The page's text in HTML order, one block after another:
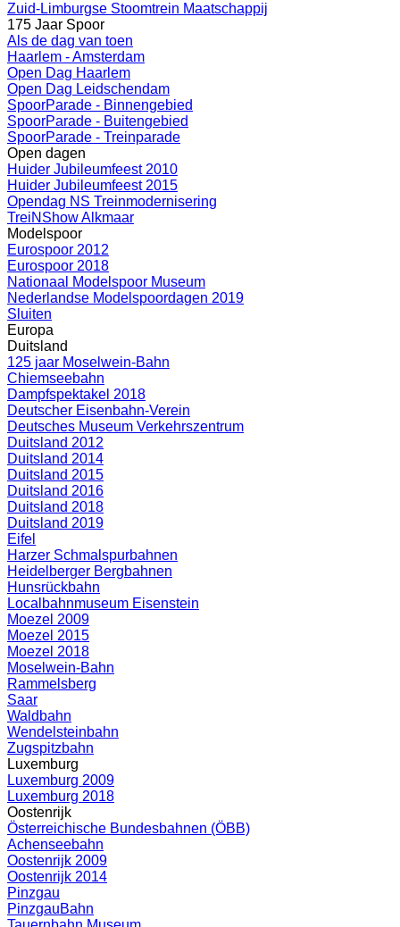
Zuid-Limburgse Stoomtrein Maatschappij
175 Jaar Spoor
Als de dag van toen
Haarlem - Amsterdam
Open Dag Haarlem
Open Dag Leidschendam
SpoorParade - Binnengebied
SpoorParade - Buitengebied
SpoorParade - Treinparade
Open dagen
Huider Jubileumfeest 2010
Huider Jubileumfeest 2015
Opendag NS Treinmodernisering
TreiNShow Alkmaar
Modelspoor
Eurospoor 2012
Eurospoor 2018
Nationaal Modelspoor Museum
Nederlandse Modelspoordagen 2019
Sluiten
Europa
Duitsland
125 jaar Moselwein-Bahn
Chiemseebahn
Dampfspektakel 2018
Deutscher Eisenbahn-Verein
Deutsches Museum Verkehrszentrum
Duitsland 2012
Duitsland 2014
Duitsland 2015
Duitsland 2016
Duitsland 2018
Duitsland 2019
Eifel
Harzer Schmalspurbahnen
Heidelberger Bergbahnen
Hunsrückbahn
Localbahnmuseum Eisenstein
Moezel 2009
Moezel 2015
Moezel 2018
Moselwein-Bahn
Rammelsberg
Saar
Waldbahn
Wendelsteinbahn
Zugspitzbahn
Luxemburg
Luxemburg 2009
Luxemburg 2018
Oostenrijk
Österreichische Bundesbahnen (ÖBB)
Achenseebahn
Oostenrijk 2009
Oostenrijk 2014
Pinzgau
PinzgauBahn